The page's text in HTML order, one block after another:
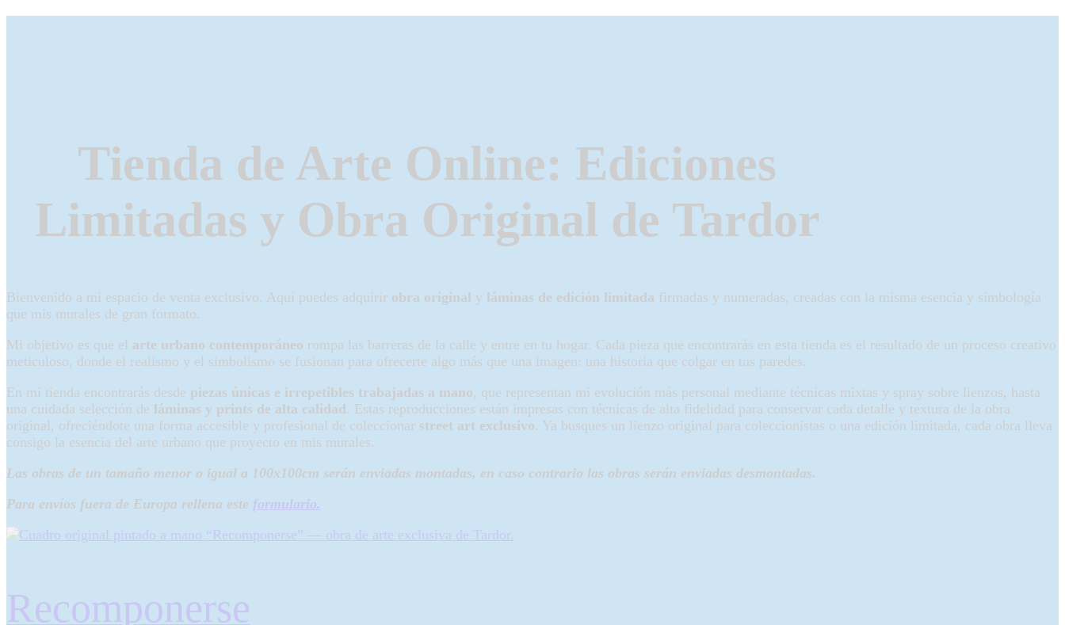
Tienda de Arte Online: Ediciones
Limitadas y Obra Original de Tardor
Bienvenido a mi espacio de venta exclusivo. Aquí puedes adquirir obra original y láminas de edición limitada firmadas y numeradas, creadas con la misma esencia y simbología
que mis murales de gran formato.
Mi objetivo es que el arte urbano contemporáneo rompa las barreras de la calle y entre en tu hogar. Cada pieza que encontrarás en esta tienda es el resultado de un proceso creativo
meticuloso, donde el realismo y el simbolismo se fusionan para ofrecerte algo más que una imagen: una historia que colgar en tus paredes.
En mi tienda encontrarás desde piezas únicas e irrepetibles trabajadas a mano, que representan mi evolución más personal mediante técnicas mixtas y spray sobre lienzos, hasta
una cuidada selección de láminas y prints de alta calidad. Estas reproducciones están impresas con técnicas de alta fidelidad para conservar cada detalle y textura de la obra
original, ofreciéndote una forma accesible y profesional de coleccionar street art exclusivo. Ya busques un lienzo original para coleccionistas o una edición limitada, cada obra lleva
consigo la esencia del arte urbano que proyecto en mis murales.
Las obras de un tamaño menor o igual a 100x100cm serán enviadas montadas, en caso contrario las obras serán enviadas desmontadas.
Para envíos fuera de Europa rellena este formulario.
Recomponerse